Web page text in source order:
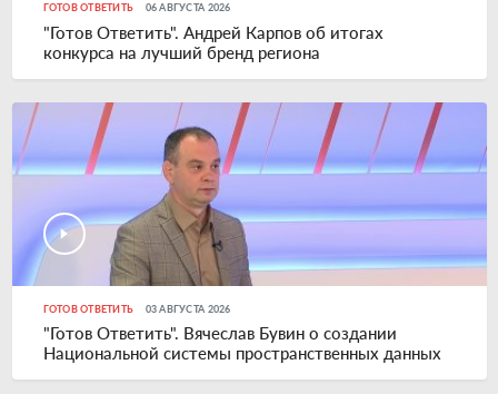
ГОТОВ ОТВЕТИТЬ 06 АВГУСТА 2026
"Готов Ответить". Андрей Карпов об итогах
конкурса на лучший бренд региона
ГОТОВ ОТВЕТИТЬ 03 АВГУСТА 2026
"Готов Ответить". Вячеслав Бувин о создании
Национальной системы пространственных данных